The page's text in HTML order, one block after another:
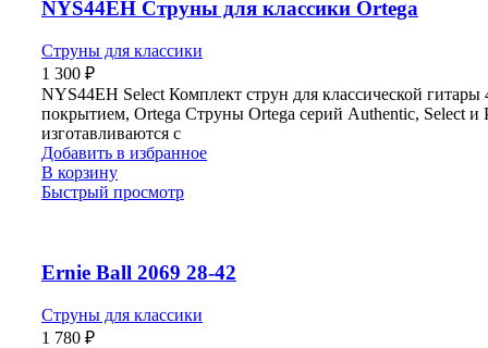
NYS44EH Струны для классики Ortega
Струны для классики
1 300 ₽
NYS44EH Select Комплект струн для классической гитары
покрытием, Ortega Струны Ortega серий Authentic, Select и
изготавливаются с
Добавить в избранное
В корзину
Быстрый просмотр
Ernie Ball 2069 28-42
Струны для классики
1 780 ₽